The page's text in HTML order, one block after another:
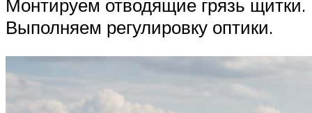
Монтируем отводящие грязь щитки.
Выполняем регулировку оптики.